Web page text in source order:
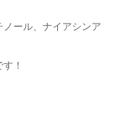
ール、ナイアシンア
！